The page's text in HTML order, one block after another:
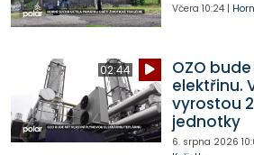
Včera 10:24|
02:44
OZO
elektřinu.
vyrostou
jednotky
6. srpna 2026